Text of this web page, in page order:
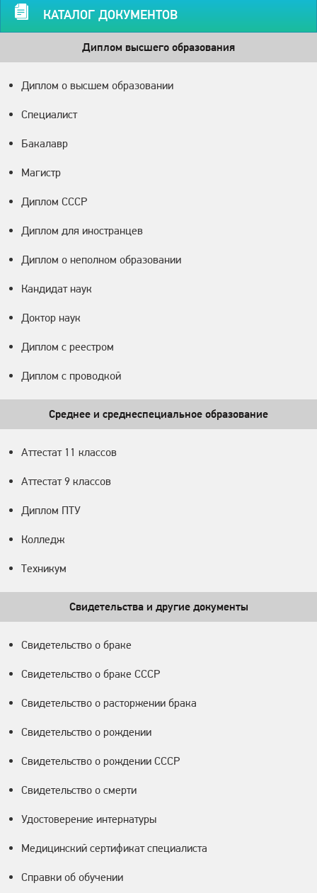
КАТАЛОГ ДОКУМЕНТОВ
Диплом высшего образования
Диплом о высшем образовании
Специалист
Бакалавр
Магистр
Диплом СССР
Диплом для иностранцев
Диплом о неполном образовании
Кандидат наук
Доктор наук
Диплом с реестром
Диплом с проводкой
Среднее и среднеспециальное образование
Аттестат 11 классов
Аттестат 9 классов
Диплом ПТУ
Колледж
Техникум
Свидетельства и другие документы
Свидетельство о браке
Свидетельство о браке СССР
Свидетельство о расторжении брака
Свидетельство о рождении
Свидетельство о рождении СССР
Свидетельство о смерти
Удостоверение интернатуры
Медицинский сертификат специалиста
Справки об обучении